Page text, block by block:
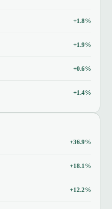
+1.8%
+1.9%
+0.6%
+1.4%
+36.9%
+18.1%
+12.2%